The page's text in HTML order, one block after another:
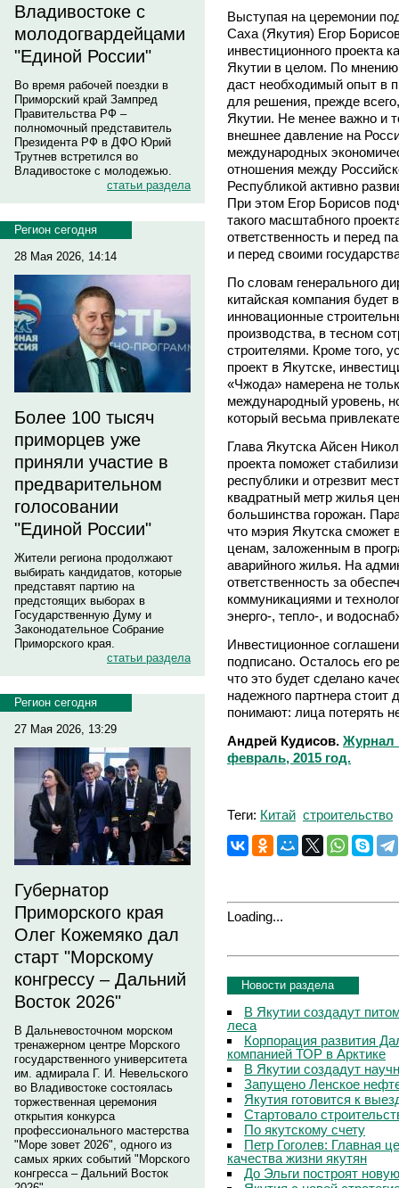
Владивостоке с
молодогвардейцами
"Единой России"
Во время рабочей поездки в
Приморский край Зампред
Правительства РФ –
полномочный представитель
Президента РФ в ДФО Юрий
Трутнев встретился во
Владивостоке с молодежью.
статьи раздела
Регион сегодня
28 Мая 2026, 14:14
Более 100 тысяч
приморцев уже
приняли участие в
предварительном
голосовании
"Единой России"
Жители региона продолжают
выбирать кандидатов, которые
представят партию на
предстоящих выборах в
Государственную Думу и
Законодательное Собрание
Приморского края.
статьи раздела
Регион сегодня
27 Мая 2026, 13:29
Губернатор
Приморского края
Олег Кожемяко дал
старт "Морскому
конгрессу – Дальний
Восток 2026"
В Дальневосточном морском
тренажерном центре Морского
государственного университета
им. адмирала Г. И. Невельского
во Владивостоке состоялась
торжественная церемония
открытия конкурса
профессионального мастерства
"Море зовет 2026", одного из
самых ярких событий "Морского
конгресса – Дальний Восток
Выступая на церемонии
Саха (Якутия) Егор
инвестиционного проекта
Якутии в целом. По мнению
даст необходимый опыт в
для решения, прежде
Якутии. Не менее важно и
внешнее давление на
международных
отношения между
Республикой активно
При этом Егор Борисов
такого масштабного
ответственность и перед
и перед своими
По словам генерального
китайская компания будет
инновационные
производства, в тесном
строителями. Кроме того,
проект в Якутске,
«Чжода» намерена не
международный уровень,
который весьма
Глава Якутска Айсен
проекта поможет
республики и отрезвит
квадратный метр жилья
большинства горожан.
что мэрия Якутска
ценам, заложенным в
аварийного жилья. На
ответственность за
коммуникациями и
энерго-, тепло-, и
Инвестиционное
подписано. Осталось его
что это будет сделано
надежного партнера стоит
понимают: лица потерять
Андрей Кудисов. Журнал
февраль, 2015 год.
Теги: Китай строительство
Loading...
Новости раздела
В Якутии создадут
леса
Корпорация развития
компанией ТОР в Арктике
В Якутии создадут
Запущено Ленское
Якутия готовится к
Стартовало
По якутскому счету
Петр Гоголев: Главная
качества жизни якутян
До Эльги построят